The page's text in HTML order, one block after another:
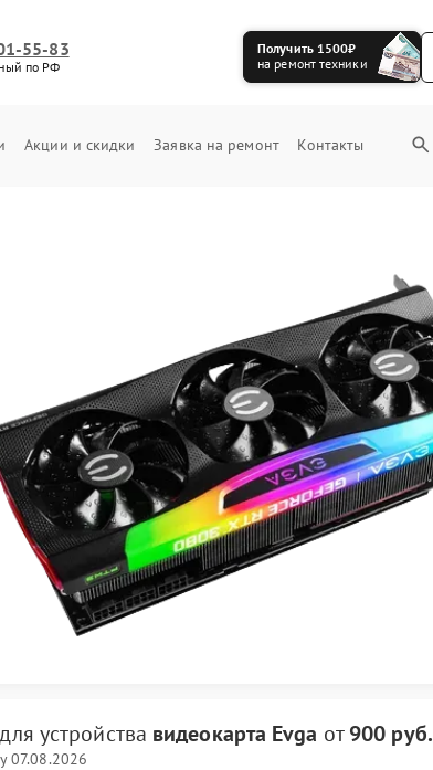
55-83
по РФ
Получить 1500₽
на ремонт техники
Акции и скидки Заявка на ремонт Контакты
для устройства видеокарта Evga от900 руб.
07.08.2026